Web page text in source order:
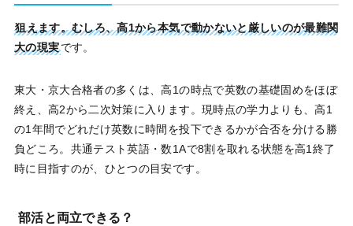
狙えます。むしろ、高1から本気で動かないと厳しいのが最難関
大の現実です。
東大・京大合格者の多くは、高1の時点で英数の基礎固めをほぼ
終え、高2から二次対策に入ります。現時点の学力よりも、高1
の1年間でどれだけ英数に時間を投下できるかが合否を分ける勝
負どころ。共通テスト英語・数1Aで8割を取れる状態を高1終了
時に目指すのが、ひとつの目安です。
部活と両立できる？